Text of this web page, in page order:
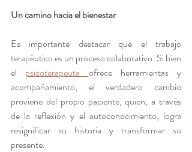
Un camino hacia el bienestar
Es importante destacar que el trabajo
terapéutico es un proceso colaborativo. Si bien
el psicoterapeuta ofrece herramientas y
acompañamiento, el verdadero cambio
proviene del propio paciente, quien, a través
de la reflexión y el autoconocimiento, logra
resignificar su historia y transformar su
presente.